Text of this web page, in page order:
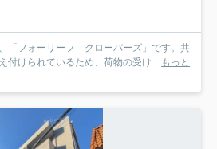
「フォーリーフ クローバーズ」です。共
付けられているため、荷物の受け... もっと